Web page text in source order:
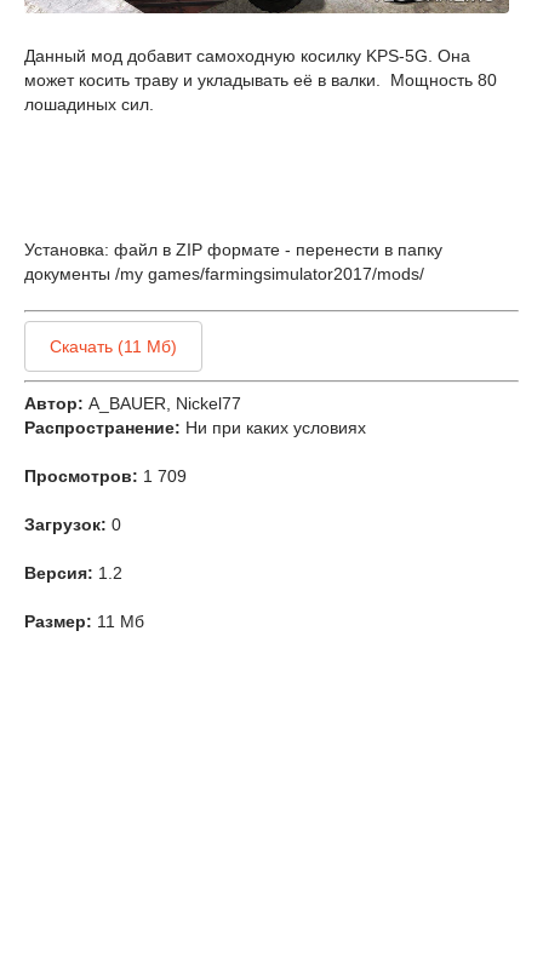
Данный мод добавит самоходную косилку KPS-5G. Она
может косить траву и укладывать её в валки. Мощность 80
лошадиных сил.
Установка: файл в ZIP формате - перенести в папку
документы /my games/farmingsimulator2017/mods/
Скачать (11 Мб)
Автор: A_BAUER, Nickel77
Распространение: Ни при каких условиях
Просмотров: 1 709
Загрузок: 0
Версия: 1.2
Размер: 11 Мб